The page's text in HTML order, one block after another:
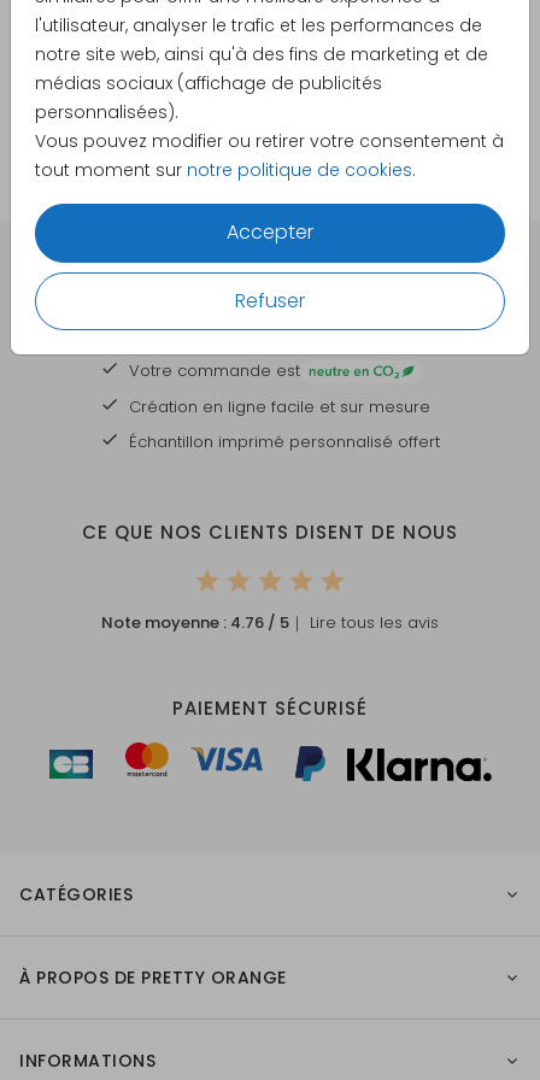
l'utilisateur, analyser le trafic et les performances de
notre site web, ainsi qu'à des fins de marketing et de
médias sociaux (affichage de publicités
personnalisées).
Vous pouvez modifier ou retirer votre consentement à
tout moment sur notre politique de cookies.
Accepter
Refuser
Prix :8,95 € par 1 porte-cartes en bois
DES CARTES À PERSONNALISER POUR TOUTES VOS
Votre commande est
Création en ligne facile et sur mesure
Échantillon imprimé personnalisé offert
CE QUE NOS CLIENTS DISENT DE NOUS
Note moyenne : 4.76 / 5 ｜ Lire tous les avis
PAIEMENT SÉCURISÉ
CATÉGORIES
À PROPOS DE PRETTY ORANGE
INFORMATIONS